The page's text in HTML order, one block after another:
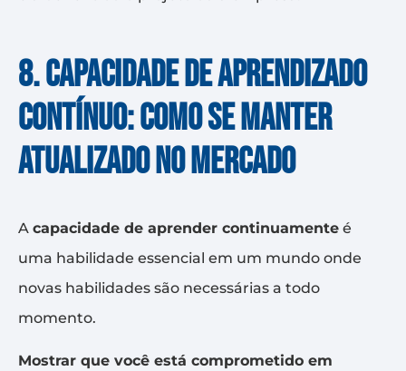
8. Capacidade de aprendizado
contínuo: como se manter
atualizado no mercado
A capacidade de aprender continuamente é
uma habilidade essencial em um mundo onde
novas habilidades são necessárias a todo
momento.
Mostrar que você está comprometido em